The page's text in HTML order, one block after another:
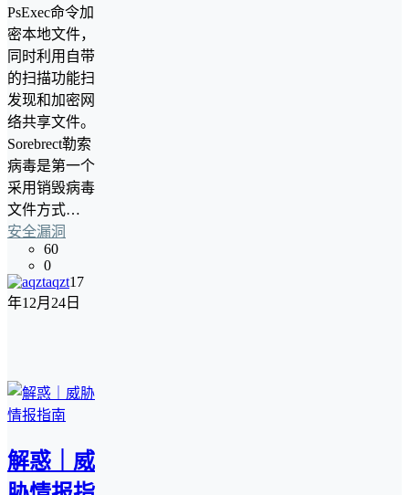
PsExec命令加
密本地文件，
同时利用自带
的扫描功能扫
发现和加密网
络共享文件。
Sorebrect勒索
病毒是第一个
采用销毁病毒
文件方式…
安全漏洞
60
0
aqzt17
年12月24日
解惑｜威